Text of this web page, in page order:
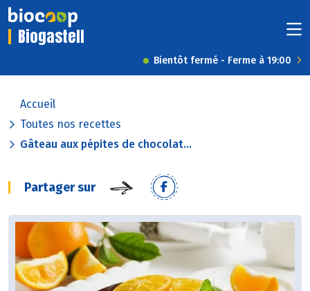
Biogastell
Bientôt fermé - Ferme à 19:00
Accueil
Toutes nos recettes
Gâteau aux pépites de chocolat...
Partager sur